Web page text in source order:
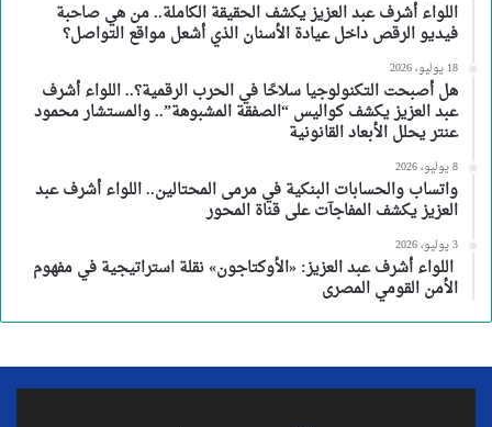
اللواء أشرف عبد العزيز يكشف الحقيقة الكاملة.. من هي صاحبة
فيديو الرقص داخل عيادة الأسنان الذي أشعل مواقع التواصل؟
18 يوليو، 2026
هل أصبحت التكنولوجيا سلاحًا في الحرب الرقمية؟.. اللواء أشرف
عبد العزيز يكشف كواليس “الصفقة المشبوهة”.. والمستشار محمود
عنتر يحلل الأبعاد القانونية
8 يوليو، 2026
واتساب والحسابات البنكية في مرمى المحتالين.. اللواء أشرف عبد
العزيز يكشف المفاجآت على قناة المحور
3 يوليو، 2026
اللواء أشرف عبد العزيز: «الأوكتاجون» نقلة استراتيجية في مفهوم
الأمن القومي المصرى